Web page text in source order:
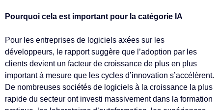
Pourquoi cela est important pour la catégorie IA
Pour les entreprises de logiciels axées sur les
développeurs, le rapport suggère que l’adoption par les
clients devient un facteur de croissance de plus en plus
important à mesure que les cycles d’innovation s’accélèrent.
De nombreuses sociétés de logiciels à la croissance la plus
rapide du secteur ont investi massivement dans la formation